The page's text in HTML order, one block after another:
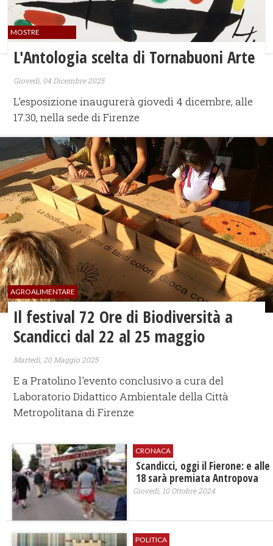
MOSTRE
L'Antologia scelta di Tornabuoni Arte
Giovedì, 04 Dicembre 2025
L’esposizione inaugurerà giovedì 4 dicembre, alle
17.30, nella sede di Firenze
AGROALIMENTARE
Il festival 72 Ore di Biodiversità a
Scandicci dal 22 al 25 maggio
Martedì, 20 Maggio 2025
E a Pratolino l'evento conclusivo a cura del
Laboratorio Didattico Ambientale della Città
Metropolitana di Firenze
CRONACA
Scandicci, oggi il Fierone: e alle
18 sarà premiata Antropova
Giovedì, 10 Ottobre 2024
POLITICA